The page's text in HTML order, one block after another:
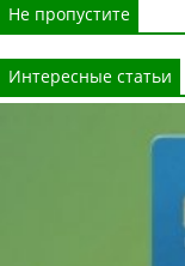
Не пропустите
Интересные статьи